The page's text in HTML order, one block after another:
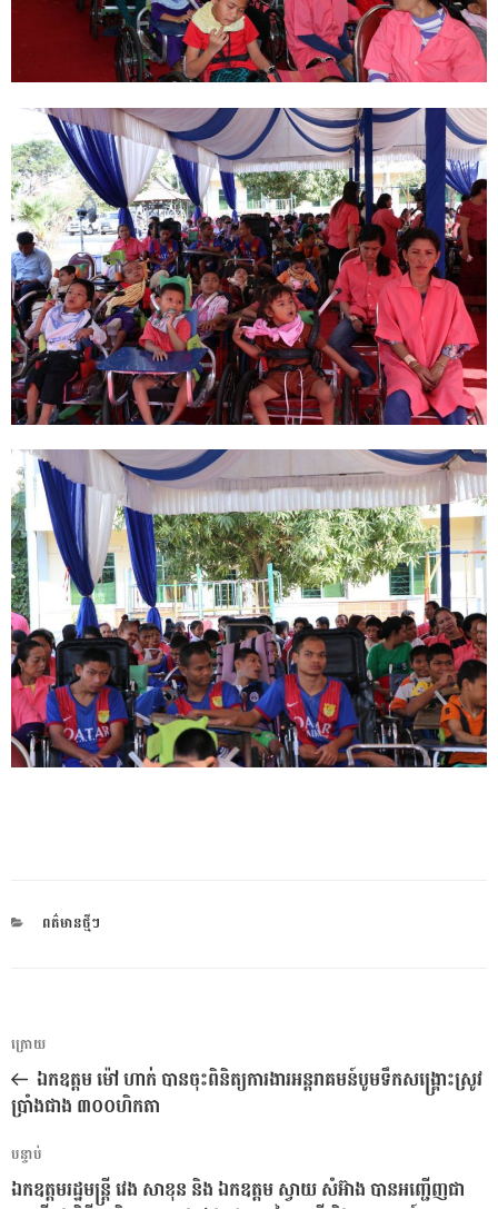
CATEGORIES
ពត៌មានថ្មីៗ
ការ​
នាំទិស​
ប្រកាស
អត្ថបទ
មុន
ក្រោយ
ឯកឧត្តម ម៉ៅ ហាក់ បានចុះពិនិត្យការងារអន្តរាគមន៍បូមទឹកសង្រ្គោះស្រូវ
ប្រាំងជាង​ ៣០០ហិកតា
អត្ថបទ
បន្ទាប់
បន្ទាប់
ឯកឧត្តមរដ្ឋមន្រ្តី វេង សាខុន និង ឯកឧត្តម ស្វាយ សំអ៊ាង បានអញ្ជើញជា